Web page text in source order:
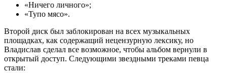
«Ничего личного»;
«Тупо мясо».
Второй диск был заблокирован на всех музыкальных
площадках, как содержащий нецензурную лексику, но
Владислав сделал все возможное, чтобы альбом вернули в
открытый доступ. Следующими звездными треками певца
стали: